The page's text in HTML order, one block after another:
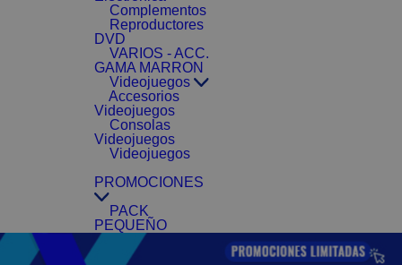
Complementos
Reproductores
DVD
VARIOS - ACC.
GAMA MARRON
Videojuegos
Accesorios
Videojuegos
Consolas
Videojuegos
Videojuegos
PROMOCIONES
PACK
PEQUEÑO